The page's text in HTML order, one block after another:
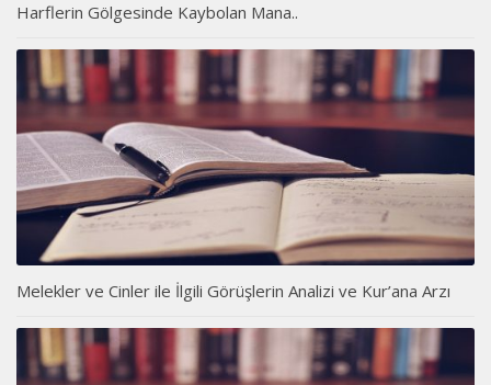
Harflerin Gölgesinde Kaybolan Mana..
Melekler ve Cinler ile İlgili Görüşlerin Analizi ve Kur’ana Arzı